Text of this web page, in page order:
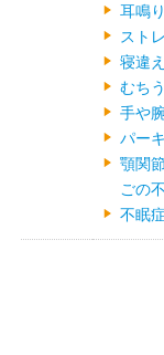
耳鳴り
スト
寝違え
むち
手や
パー
顎関
ごの
不眠症